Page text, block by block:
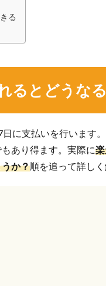
る
るとどうな
に支払いを行います
あり得ます。実際に
か？順を追って詳し